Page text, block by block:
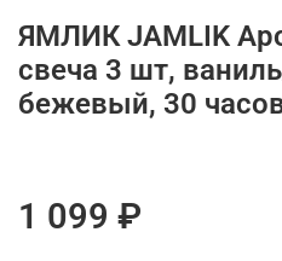
ЯМЛИК JAMLIK
свеча 3 шт,
бежевый, 30
1 099 ₽